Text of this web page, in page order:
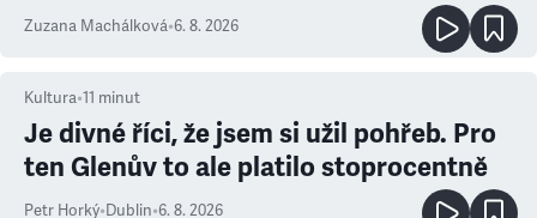
Zuzana Machálková•6. 8. 2026
Kultura•11 minut
Je divné říci, že jsem si užil pohřeb. Pro
ten Glenův to ale platilo stoprocentně
Petr Horký•Dublin•6. 8. 2026